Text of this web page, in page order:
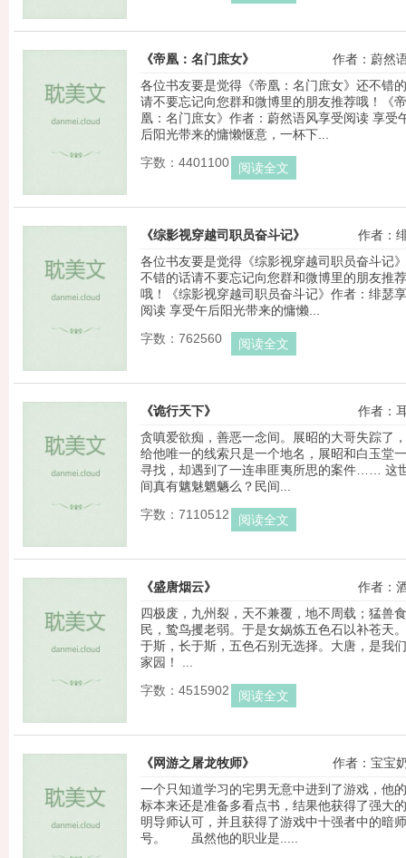
《帝凰：名门庶女》
作者：蔚然
各位书友要是觉得《帝凰：名门庶女》还不错
请不要忘记向您群和微博里的朋友推荐哦！《帝
凰：名门庶女》作者：蔚然语风享受阅读 享受
后阳光带来的慵懒惬意，一杯下...
字数：4401100
阅读全文
《综影视穿越司职员奋斗记》
作者：
各位书友要是觉得《综影视穿越司职员奋斗记
不错的话请不要忘记向您群和微博里的朋友推荐
哦！《综影视穿越司职员奋斗记》作者：绯瑟
阅读 享受午后阳光带来的慵懒...
字数：762560
阅读全文
《诡行天下》
作者：
贪嗔爱欲痴，善恶一念间。展昭的大哥失踪了
给他唯一的线索只是一个地名，展昭和白玉堂
寻找，却遇到了一连串匪夷所思的案件…… 这
间真有魑魅魍魉么？民间...
字数：7110512
阅读全文
《盛唐烟云》
作者：
四极废，九州裂，天不兼覆，地不周载；猛兽
民，鸷鸟攫老弱。于是女娲炼五色石以补苍天
于斯，长于斯，五色石别无选择。大唐，是我
家园！ ...
字数：4515902
阅读全文
《网游之屠龙牧师》
作者：宝宝
一个只知道学习的宅男无意中进到了游戏，他
标本来还是准备多看点书，结果他获得了强大
明导师认可，并且获得了游戏中十强者中的暗
号。 虽然他的职业是.....